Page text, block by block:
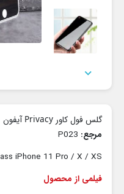

گلس فول کاور Privacy آیفون 11 پرو / ایکس / ایکس اس برند Lito
مرجع:
iPhone 11 Pro / X / XS
فیلمی از محصول